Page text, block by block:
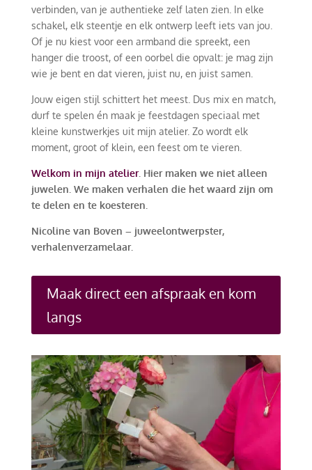
verbinden, van je authentieke zelf laten zien. In elke
schakel, elk steentje en elk ontwerp leeft iets van jou.
Of je nu kiest voor een armband die spreekt, een
hanger die troost, of een oorbel die opvalt: je mag zijn
wie je bent en dat vieren, juist nu, en juist samen.
Jouw eigen stijl schittert het meest. Dus mix en match,
durf te spelen én maak je feestdagen speciaal met
kleine kunstwerkjes uit mijn atelier. Zo wordt elk
moment, groot of klein, een feest om te vieren.
Welkom in mijn atelier. Hier maken we niet alleen
juwelen. We maken verhalen die het waard zijn om
te delen en te koesteren.
Nicoline van Boven – juweelontwerpster,
verhalenverzamelaar.
Maak direct een afspraak en kom
langs